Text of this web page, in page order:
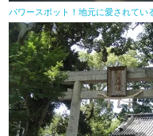
パワースポット！地元に愛されてい